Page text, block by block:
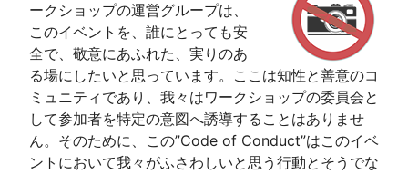
ークショップの運営グループは、
このイベントを、誰にとっても安
全で、敬意にあふれた、実りのあ
る場にしたいと思っています。ここは知性と善意のコ
ミュニティであり、我々はワークショップの委員会と
して参加者を特定の意図へ誘導することはありませ
ん。そのために、この”Code of Conduct”はこのイベ
ントにおいて我々がふさわしいと思う行動とそうでな